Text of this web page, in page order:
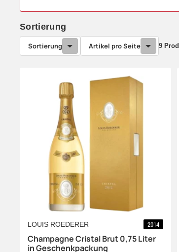
Sortierung
Sortierung Artikel pro Seite 9
LOUIS ROEDERER 2014
Champagne Cristal Brut 0,75 Liter
in Geschenkpackung